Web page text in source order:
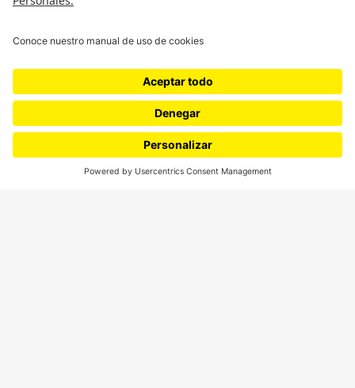
¿Quieres escribir en 070?
CONTÁCTANOS